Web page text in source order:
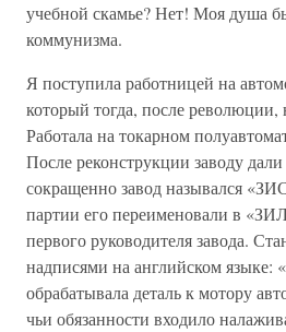
учебной скамье? Нет! Моя душа
коммунизма.
Я поступила работницей на
который тогда, после
Работала на токарном
После реконструкции заводу
сокращенно завод назывался
партии его переименовали в
первого руководителя завода.
надписями на английском
обрабатывала деталь к мотору
чьи обязанности входило